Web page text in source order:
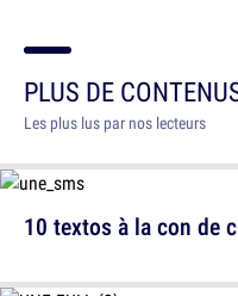
PLUS DE
Les plus lus par nos lecteurs
10 textos à la con de